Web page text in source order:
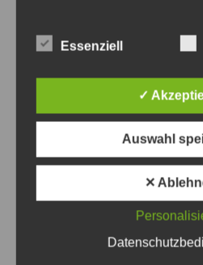
Die Kandidaten für Ilten sind
und Laura Weber (v.li.) – Foto:
Grüne stellen
Ortsrat Ilten vor
Essenziell
✓
Auswahl
✕